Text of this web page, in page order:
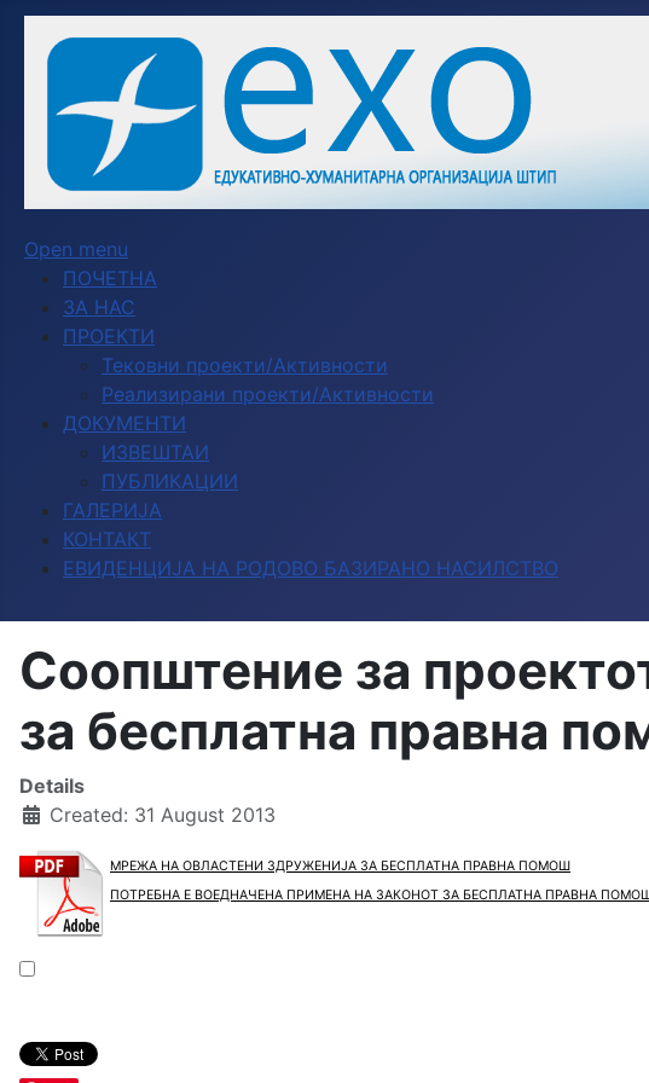
Open menu
ПОЧЕТНА
ЗА НАС
ПРОЕКТИ
Тековни проекти/Активности
Реализирани проекти/Активности
ДОКУМЕНТИ
ИЗВЕШТАИ
ПУБЛИКАЦИИ
ГАЛЕРИЈА
КОНТАКТ
ЕВИДЕНЦИЈА НА РОДОВО БАЗИРАНО НАСИЛСТВО
Соопштение за
за бесплатна правна
Details
Created: 31 August 2013
МРЕЖА НА ОВЛАСТЕНИ ЗДРУЖЕНИЈА ЗА БЕСПЛАТНА ПРАВНА ПОМОШ
ПОТРЕБНА Е ВОЕДНАЧЕНА ПРИМЕНА НА ЗАКОНОТ ЗА БЕСПЛАТНА ПРАВНА